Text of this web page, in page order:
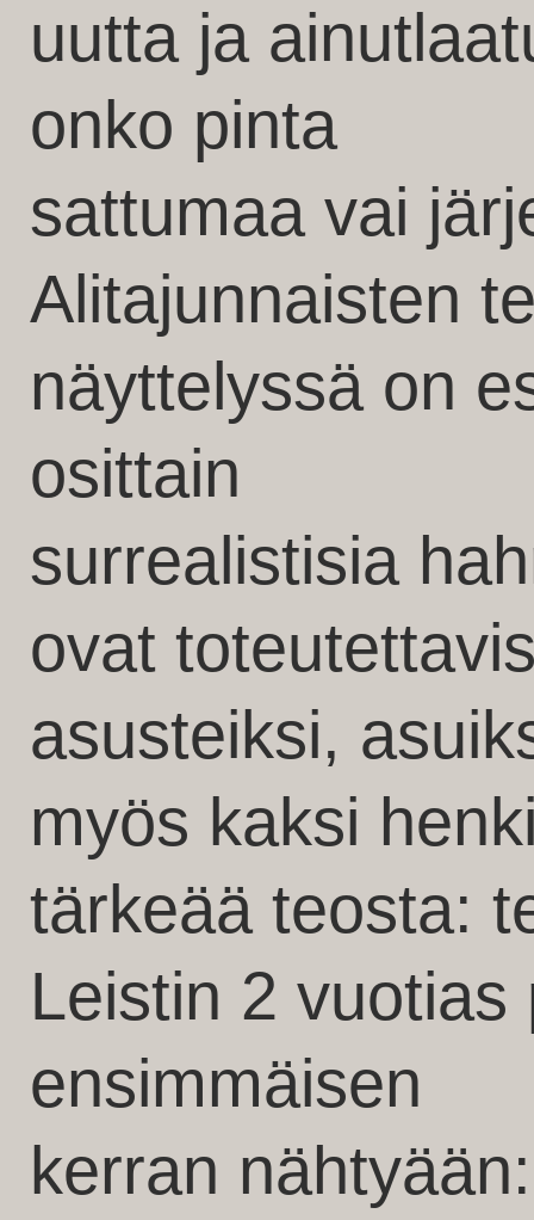
uutta ja
onko pinta
sattumaa vai
Alitajunnaisten
näyttelyssä on
osittain
surrealistisia
ovat
asusteiksi,
myös kaksi
tärkeää teosta:
Leistin 2 vuotias
ensimmäisen
kerran